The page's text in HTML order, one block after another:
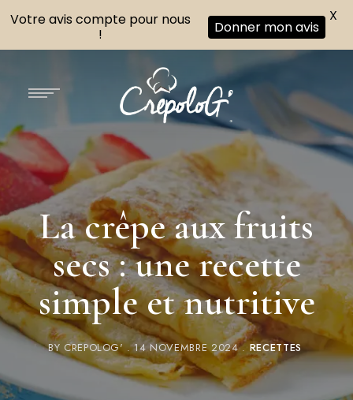
La crêpe aux fruits
secs : une recette
simple et nutritive
BY CREPOLOG' 14 NOVEMBRE 2024 RECETTES
Votre avis compte pour nous
!
Donner mon avis
X